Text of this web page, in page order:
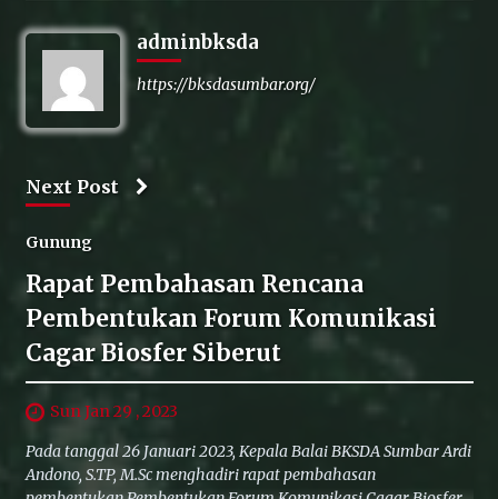
adminbksda
https://bksdasumbar.org/
Next Post
Gunung
Rapat Pembahasan Rencana
Pembentukan Forum Komunikasi
Cagar Biosfer Siberut
Sun Jan 29 , 2023
Pada tanggal 26 Januari 2023, Kepala Balai BKSDA Sumbar Ardi
Andono, S.TP, M.Sc menghadiri rapat pembahasan